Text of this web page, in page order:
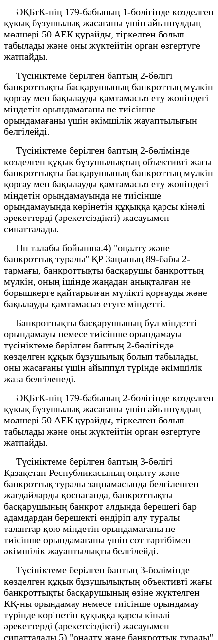
ӘҚБтК-нің 179-бабының 1-бөлігінде көзделген
құқық бұзушылық жасағаны үшін айыппұлдың
мөлшері 50 АЕК құрайды, тіркелген болып
табылады және оны жүктейтін орган өзгертуге
жатпайды.
Түсініктеме берілген баптың 2-бөлігі
банкроттықты басқарушының банкроттың мүлкін
қорғау мен бақылауды қамтамасыз ету жөніндегі
міндетін орындамағаны не тиісінше
орындамағаны үшін әкімшілік жауаптылығын
белгілейді.
Түсініктеме берілген баптың 2-бөлімінде
көзделген құқық бұзушылықтың объективті жағы
банкроттықты басқарушының банкроттың мүлкін
қорғау мен бақылауды қамтамасыз ету жөніндегі
міндетін орындамауында не тиісінше
орындамауында көрінетін құқыққа қарсы кінәлі
әрекеттерді (әрекетсіздікті) жасауымен
сипатталады.
Пп талабы бойынша.4) "оңалту және
банкроттық туралы" ҚР Заңының 89-бабы 2-
тармағы, банкроттықты басқарушы банкроттың
мүлкін, оның ішінде жаңадан анықталған не
борышкерге қайтарылған мүлікті қорғауды және
бақылауды қамтамасыз етуге міндетті.
Банкроттықты басқарушының бұл міндетті
орындамауы немесе тиісінше орындамауы
түсініктеме берілген баптың 2-бөлігінде
көзделген құқық бұзушылық болып табылады,
оны жасағаны үшін айыппұл түрінде әкімшілік
жаза белгіленеді.
ӘҚБтК-нің 179-бабының 2-бөлігінде көзделген
құқық бұзушылық жасағаны үшін айыппұлдың
мөлшері 50 АЕК құрайды, тіркелген болып
табылады және оны жүктейтін орган өзгертуге
жатпайды.
Түсініктеме берілген баптың 3-бөлігі
Қазақстан Республикасының оңалту және
банкроттық туралы заңнамасында белгіленген
жағдайларды қоспағанда, банкроттықты
басқарушының банкрот алдында берешегі бар
адамдардан берешекті өндіріп алу туралы
талаптар қою міндетін орындамағаны не
тиісінше орындамағаны үшін сот тәртібімен
әкімшілік жауаптылықты белгілейді.
Түсініктеме берілген баптың 3-бөлімінде
көзделген құқық бұзушылықтың объективті жағы
банкроттықты басқарушының өзіне жүктелген
КҚ-ны орындамау немесе тиісінше орындамау
түрінде көрінетін құқыққа қарсы кінәлі
әрекеттерді (әрекетсіздікті) жасауымен
сипатталады.5) "оңалту және банкроттық туралы"